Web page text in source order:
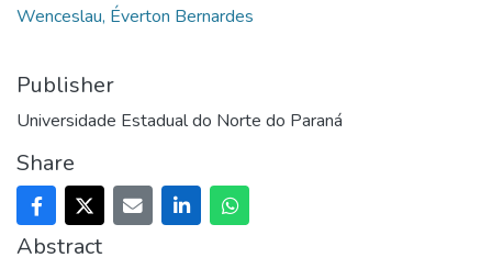
Wenceslau, Éverton Bernardes
Publisher
Universidade Estadual do Norte do Paraná
Share
Abstract